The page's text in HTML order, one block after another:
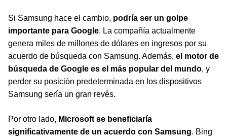
Si Samsung hace el cambio, podría ser un golpe
importante para Google. La compañía actualmente
genera miles de millones de dólares en ingresos por su
acuerdo de búsqueda con Samsung. Además, el motor de
búsqueda de Google es el más popular del mundo, y
perder su posición predeterminada en los dispositivos
Samsung sería un gran revés.
Por otro lado, Microsoft se beneficiaría
significativamente de un acuerdo con Samsung. Bing